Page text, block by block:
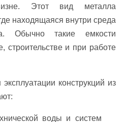
Этот вид металла
находящаяся внутри среда
Обычно такие емкости
строительстве и при работе
конструкций из
воды и систем